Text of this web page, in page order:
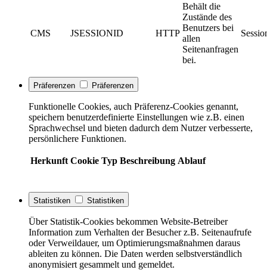
CMS JSESSIONID HTTP
Behält die
Zustände des
Benutzers bei
allen
Seitenanfragen
bei.
Präferenzen Präferenzen
Funktionelle Cookies, auch Präferenz-Cookies genannt,
speichern benutzerdefinierte Einstellungen wie z.B. einen
Sprachwechsel und bieten dadurch dem Nutzer verbesserte,
persönlichere Funktionen.
Herkunft Cookie Typ Beschreibung Ablauf
Statistiken Statistiken
Über Statistik-Cookies bekommen Website-Betreiber
Information zum Verhalten der Besucher z.B. Seitenaufrufe
oder Verweildauer, um Optimierungsmaßnahmen daraus
ableiten zu können. Die Daten werden selbstverständlich
anonymisiert gesammelt und gemeldet.